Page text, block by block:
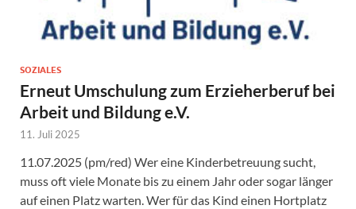
SOZIALES
Erneut Umschulung zum Erzieherberuf bei
Arbeit und Bildung e.V.
11. Juli 2025
11.07.2025 (pm/red) Wer eine Kinderbetreuung sucht,
muss oft viele Monate bis zu einem Jahr oder sogar länger
auf einen Platz warten. Wer für das Kind einen Hortplatz